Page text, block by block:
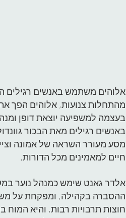
אלוהים משתמש באנשים רגילים
מהתחלות צנועות, אלוהים הפך
בעצמה למשפיעה יוצאת דופן
באנשים רגילים מאת הבכור
מסע מעורר השראה של אמונה
חיים למאמינים מכל הדורות.
אלדר גאנט שימש כמנהל נוער
ההסברה בקהילה, ומפקחת על
חוצות תרבויות רבות, והיא